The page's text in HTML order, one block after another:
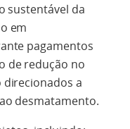
sustentável da
em
pagamentos
de redução no
direcionados a
desmatamento.